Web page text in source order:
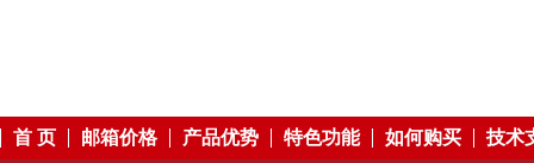
首 页 邮箱价格 产品优势 特色功能 如何购买 技术